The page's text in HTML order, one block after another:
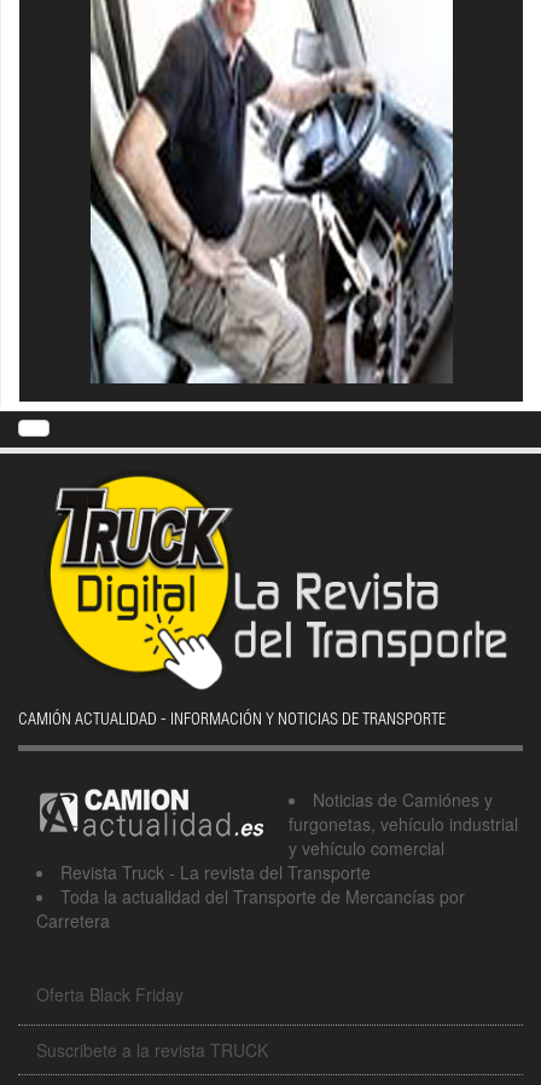
CAMIÓN ACTUALIDAD - INFORMACIÓN Y NOTICIAS DE TRANSPORTE
Noticias de Camiónes y
furgonetas, vehículo industrial
y vehículo comercial
Revista Truck - La revista del Transporte
Toda la actualidad del Transporte de Mercancías por
Carretera
Oferta Black Friday
Suscribete a la revista TRUCK